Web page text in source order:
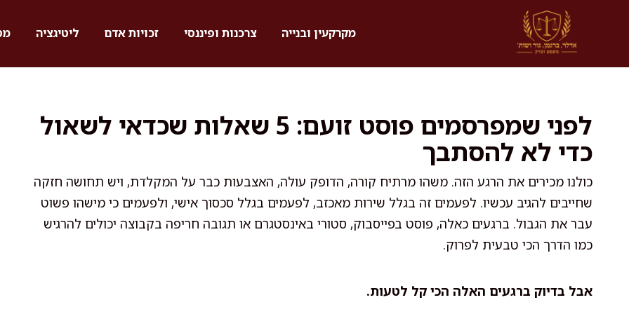
מקרקעין ובנייה צרכנות ופיננסי זכויות אדם ליטיגציה
לפני שמפרסמים פוסט זועם: 5 שאלות שכדאי לשאול
כדי לא להסתבך
כולנו מכירים את הרגע הזה. משהו מרתיח קורה, הדופק עולה, האצבעות כבר על המקלדת, ויש תחושה חזקה
שחייבים להגיב עכשיו. לפעמים זה בגלל שירות מאכזב, לפעמים בגלל סכסוך אישי, ולפעמים כי מישהו פשוט
עבר את הגבול. ברגעים כאלה, פוסט בפייסבוק, סטורי באינסטגרם או תגובה חריפה בקבוצה יכולים להרגיש
כמו הדרך הכי טבעית לפרוק.
אבל בדיוק ברגעים האלה הכי קל לטעות.